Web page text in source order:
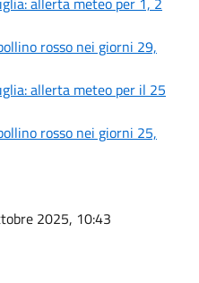
rosso nei giorni 29,
allerta meteo per il 25
rosso nei giorni 25,
2025, 10:43